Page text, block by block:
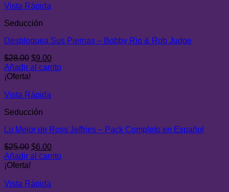
$29.00.
Vista Rápida
Seducción
Desbloquea Sus Piernas – Bobby Rio & Rob Judge
$28.00 El
precio
$28.00.
$9.00El
precio
Añadir al carrito
¡Oferta!
Vista Rápida
Seducción
Lo Mejor de Ross Jeffries – Pack Completo en Español
$25.00 El
precio
$25.00.
$6.00El
precio
Añadir al carrito
¡Oferta!
Vista Rápida